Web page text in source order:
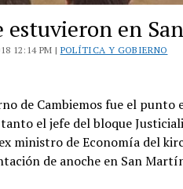
estuvieron en
12:14 PM | POLÍTICA Y GOBIERNO
de Cambiemos fue el punto
el jefe del bloque
ministro de Economía del
de anoche en San